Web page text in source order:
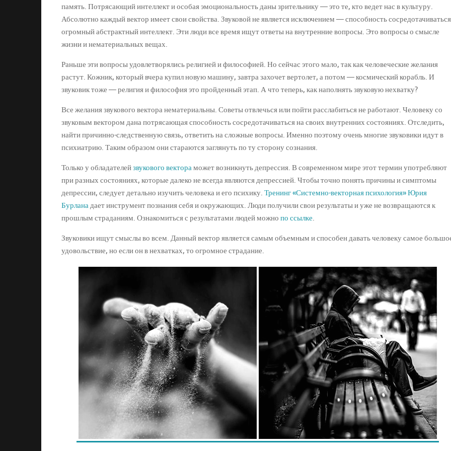
память. Потрясающий интеллект и особая эмоциональность даны зрительнику — это те, кто ведет нас в культуру.
Абсолютно каждый вектор имеет свои свойства. Звуковой не является исключением — способность
огромный абстрактный интеллект. Эти люди все время ищут ответы на внутренние вопросы. Это вопросы о смысле
жизни и нематериальных вещах.
Раньше эти вопросы удовлетворялись религией и философией. Но сейчас этого мало, так как человеческие желания
растут. Кожник, который вчера купил новую машину, завтра захочет вертолет, а потом — космический корабль. И
звуковик тоже — религия и философия это пройденный этап. А что теперь, как наполнять звуковую нехватку?
Все желания звукового вектора нематериальны. Советы отвлечься или пойти расслабиться не работают. Человеку со
звуковым вектором дана потрясающая способность сосредотачиваться на своих внутренних состояниях. Отследить,
найти причинно-следственную связь, ответить на сложные вопросы. Именно поэтому очень многие звуковики идут в
психиатрию. Таким образом они стараются заглянуть по ту сторону сознания.
Только у обладателейзвукового вектораможет возникнуть депрессия. В современном мире этот термин употребляют
при разных состояниях, которые далеко не всегда являются депрессией. Чтобы точно понять причины и симптомы
депрессии, следует детально изучить человека и его психику. Тренинг «Системно-векторная психология» Юрия
Бурланадает инструмент познания себя и окружающих. Люди получили свои результаты и уже не возвращаются к
прошлым страданиям. Ознакомиться с результатами людей можно по ссылке.
Звуковики ищут смыслы во всем. Данный вектор является самым объемным и способен давать человеку самое
удовольствие, но если он в нехватках, то огромное страдание.